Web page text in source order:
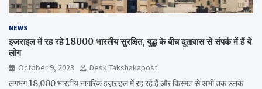
NEWS
इजराइल में रह रहे 18000 भारतीय सुरक्षित, युद्ध के बीच दूतावास से संपर्क में हैं ये
लोग
October 9, 2023
Desk Takshakapost
लगभग 18,000 भारतीय नागरिक इज़राइल में रह रहे हैं और किस्मत से अभी तक उनके